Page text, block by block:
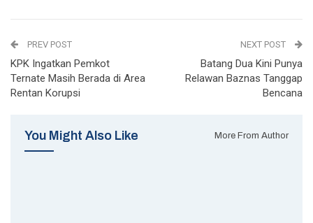
PREV POST
KPK Ingatkan Pemkot
Ternate Masih Berada di Area
Rentan Korupsi
NEXT POST
Batang Dua Kini Punya
Relawan Baznas Tanggap
Bencana
You Might Also Like More From Author